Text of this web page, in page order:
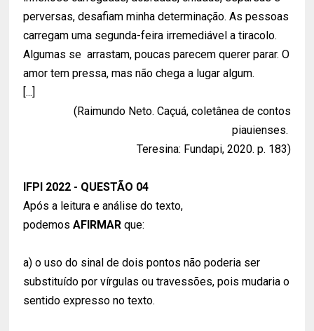
perversas, desafiam minha determinação. As pessoas
carregam uma segunda-feira irremediável a tiracolo.
Algumas se arrastam, poucas parecem querer parar. O
amor tem pressa, mas não chega a lugar algum.
[...]
(Raimundo Neto. Caçuá, coletânea de contos
piauienses.
Teresina: Fundapi, 2020. p. 183)
IFPI 2022 - QUESTÃO 04
Após a leitura e análise do texto,
podemosAFIRMAR que:
a) o uso do sinal de dois pontos não poderia ser
substituído por vírgulas ou travessões, pois mudaria o
sentido expresso no texto.